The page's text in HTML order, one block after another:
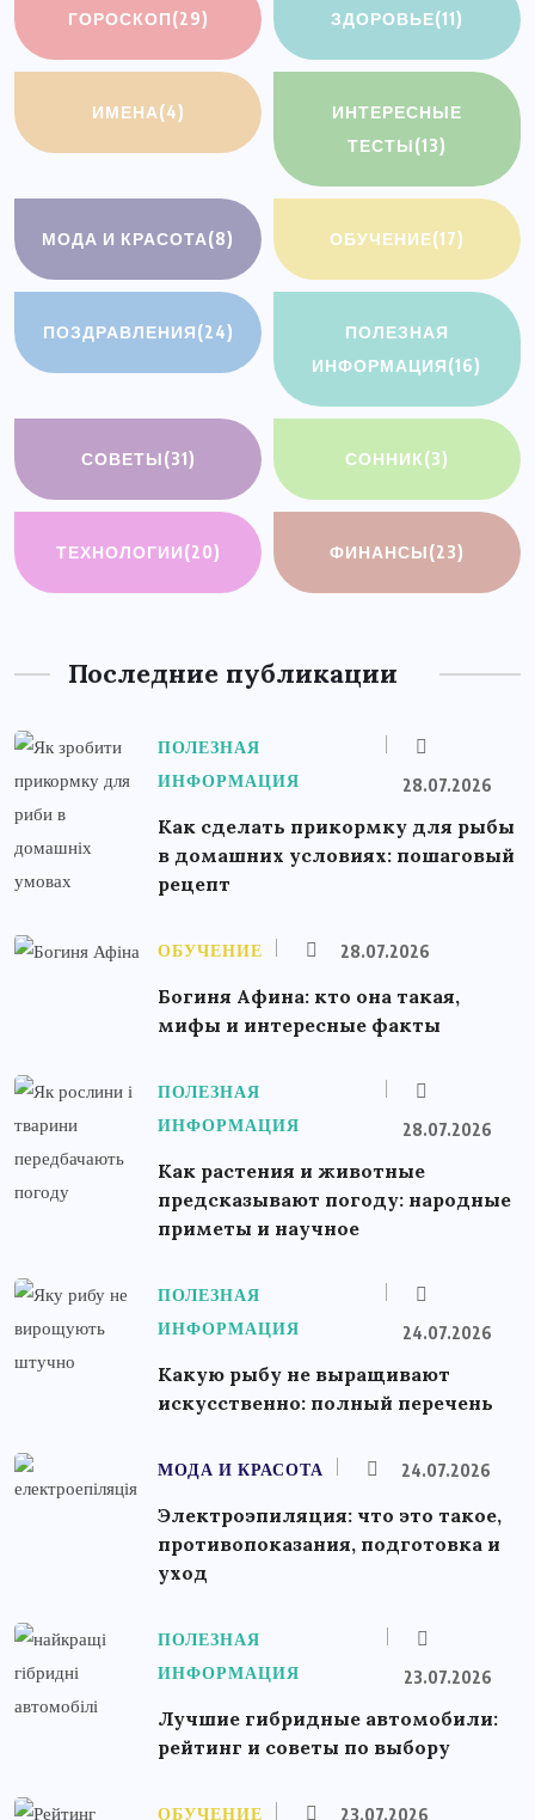
ГОРОСКОП(29) ЗДОРОВЬЕ(11)
ИМЕНА(4)
ИНТЕРЕСНЫЕ
ТЕСТЫ(13)
МОДА И КРАСОТА(8) ОБУЧЕНИЕ(17)
ПОЗДРАВЛЕНИЯ(24)
ПОЛЕЗНАЯ
ИНФОРМАЦИЯ(16)
СОВЕТЫ(31) СОННИК(3)
ТЕХНОЛОГИИ(20) ФИНАНСЫ(23)
Последние публикации
ПОЛЕЗНАЯ
ИНФОРМАЦИЯ
28.07.2026
Как сделать прикормку для рыбы
в домашних условиях: пошаговый
рецепт
ОБУЧЕНИЕ 28.07.2026
Богиня Афина: кто она такая,
мифы и интересные факты
ПОЛЕЗНАЯ
ИНФОРМАЦИЯ
28.07.2026
Как растения и животные
предсказывают погоду: народные
приметы и научное
ПОЛЕЗНАЯ
ИНФОРМАЦИЯ
24.07.2026
Какую рыбу не выращивают
искусственно: полный перечень
МОДА И КРАСОТА 24.07.2026
Электроэпиляция: что это такое,
противопоказания, подготовка и
уход
ПОЛЕЗНАЯ
ИНФОРМАЦИЯ
23.07.2026
Лучшие гибридные автомобили:
рейтинг и советы по выбору
ОБУЧЕНИЕ 23.07.2026